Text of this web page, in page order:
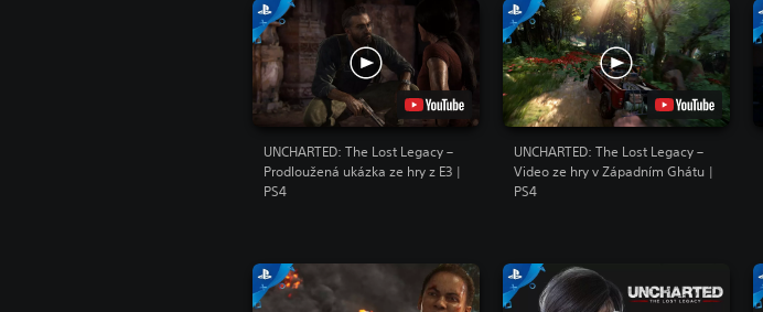
UNCHARTED: The Lost Legacy –
Prodloužená ukázka ze hry z E3 |
PS4
UNCHARTED: The Lost Legacy –
Video ze hry v Západním Ghátu |
PS4